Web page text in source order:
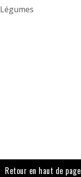
Légumes
Retour en haut de page